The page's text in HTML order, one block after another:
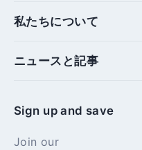
私たちについて
ニュースと記事
Sign up and save
Join our